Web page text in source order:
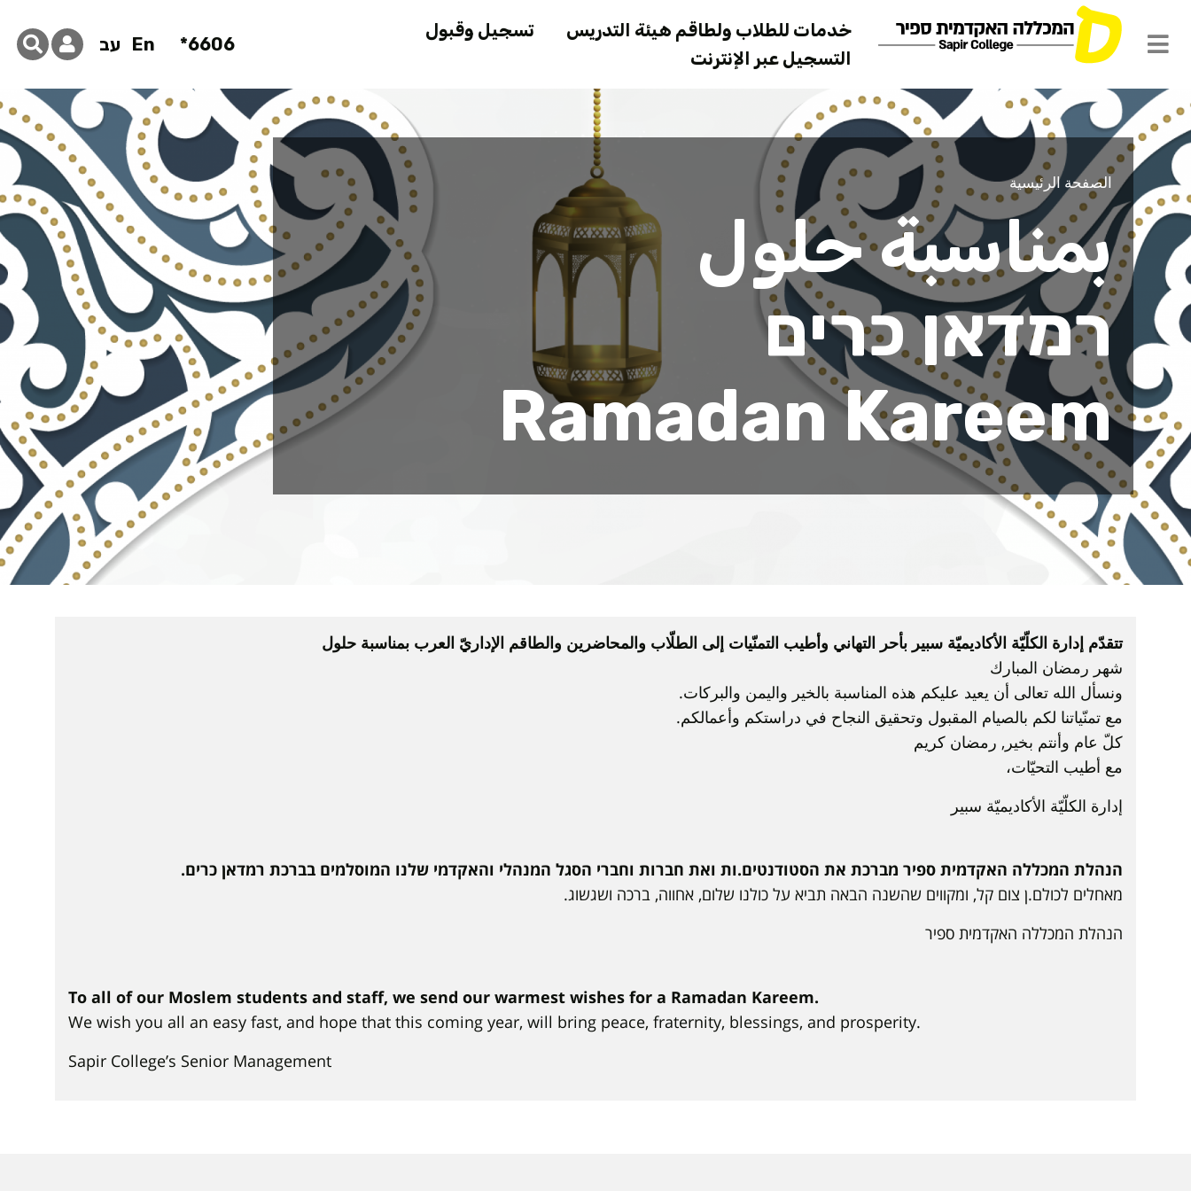
to
content
خدمات للطلاب ولطاقم هيئة التدريس
تسجيل وقبول
التسجيل عبر الإنترنت
6606*
En עב
ברכה לחג הרמדאן (ער)
الصفحة الرئيسية
بمناسبة حلول
רמדאן כרים
Ramadan Kareem
تتقدّم إدارة الكلّيّة الأكاديميّة سبير بأحر التهاني وأطيب التمنّيات إلى الطلّاب والمحاضرين والطاقم الإداريّ العرب بمناسبة حلول
شهر رمضان المبارك
ونسأل الله تعالى أن يعيد عليكم هذه المناسبة بالخير واليمن والبركات.
مع تمنّياتنا لكم بالصيام المقبول وتحقيق النجاح في دراستكم وأعمالكم.
كلّ عام وأنتم بخير, رمضان كريم
مع أطيب التحيّات،
إدارة الكلّيّة الأكاديميّة سبير
הנהלת המכללה האקדמית ספיר מברכת את הסטודנטים.ות ואת חברות וחברי הסגל המנהלי והאקדמי שלנו המוסלמים בברכת רמדאן כרים.
מאחלים לכולם.ן צום קל, ומקווים שהשנה הבאה תביא על כולנו שלום, אחווה, ברכה ושגשוג.
הנהלת המכללה האקדמית ספיר
To all of our Moslem students and staff, we send our warmest wishes for a Ramadan Kareem.
We wish you all an easy fast, and hope that this coming year, will bring peace, fraternity, blessings, and prosperity.
Sapir College’s Senior Management